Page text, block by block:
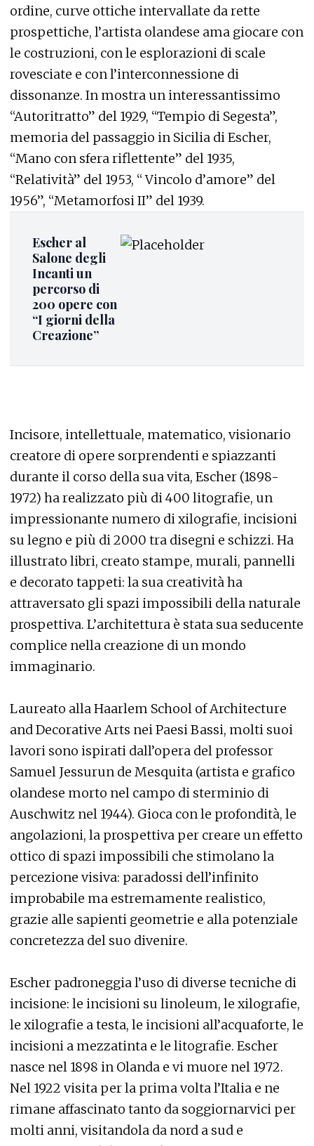
ordine, curve ottiche intervallate da rette
prospettiche, l’artista olandese ama giocare con
le costruzioni, con le esplorazioni di scale
rovesciate e con l’interconnessione di
dissonanze. In mostra un interessantissimo
“Autoritratto” del 1929, “Tempio di Segesta”,
memoria del passaggio in Sicilia di Escher,
“Mano con sfera riflettente” del 1935,
“Relatività” del 1953, “ Vincolo d’amore” del
1956”, “Metamorfosi II” del 1939.
Escher al
Salone degli
Incanti un
percorso di
200 opere con
“I giorni della
Creazione”
Incisore, intellettuale, matematico, visionario
creatore di opere sorprendenti e spiazzanti
durante il corso della sua vita, Escher (1898-
1972) ha realizzato più di 400 litografie, un
impressionante numero di xilografie, incisioni
su legno e più di 2000 tra disegni e schizzi. Ha
illustrato libri, creato stampe, murali, pannelli
e decorato tappeti: la sua creatività ha
attraversato gli spazi impossibili della naturale
prospettiva. L’architettura è stata sua seducente
complice nella creazione di un mondo
immaginario.
Laureato alla Haarlem School of Architecture
and Decorative Arts nei Paesi Bassi, molti suoi
lavori sono ispirati dall’opera del professor
Samuel Jessurun de Mesquita (artista e grafico
olandese morto nel campo di sterminio di
Auschwitz nel 1944). Gioca con le profondità, le
angolazioni, la prospettiva per creare un effetto
ottico di spazi impossibili che stimolano la
percezione visiva: paradossi dell’infinito
improbabile ma estremamente realistico,
grazie alle sapienti geometrie e alla potenziale
concretezza del suo divenire.
Escher padroneggia l’uso di diverse tecniche di
incisione: le incisioni su linoleum, le xilografie,
le xilografie a testa, le incisioni all’acquaforte, le
incisioni a mezzatinta e le litografie. Escher
nasce nel 1898 in Olanda e vi muore nel 1972.
Nel 1922 visita per la prima volta l’Italia e ne
rimane affascinato tanto da soggiornarvici per
molti anni, visitandola da nord a sud e